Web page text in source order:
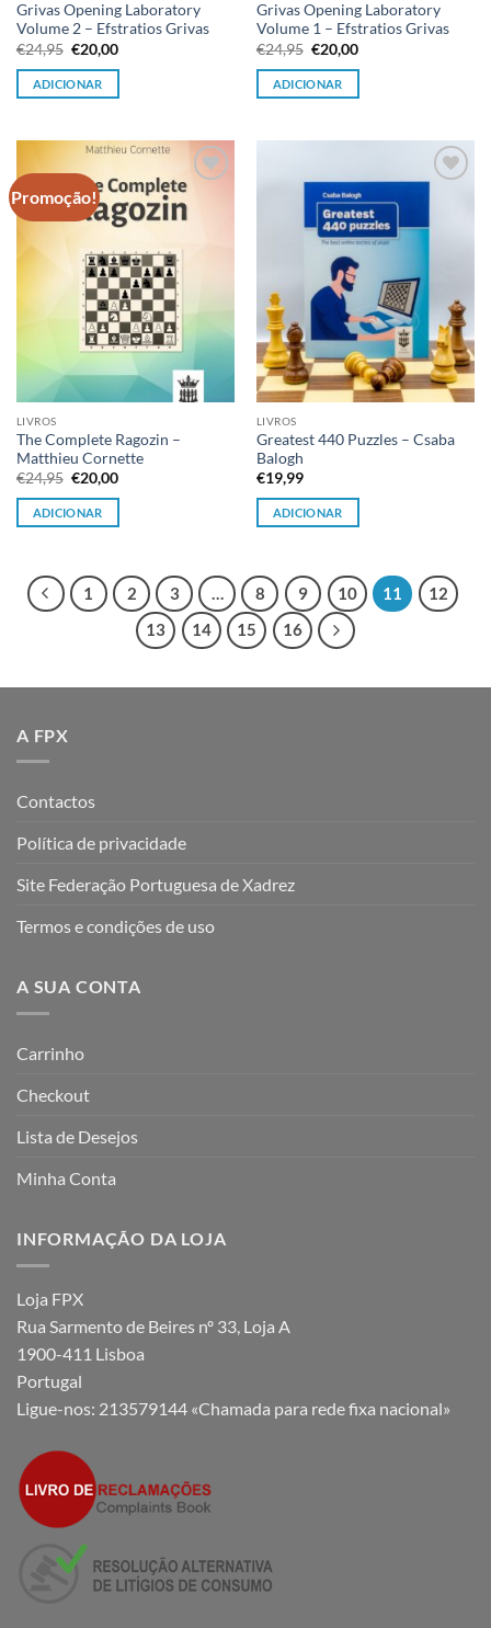
Grivas Opening Laboratory
Volume 2 – Efstratios Grivas
€24,95 O
preço
original
era:
€20,00O
atual
ADICIONAR
Grivas Opening Laboratory
Volume 1 – Efstratios Grivas
€24,95 O
preço
original
era:
€20,00O
atual
ADICIONAR
Promoção!
Adicionar
à lista de
desejos
LIVROS
The Complete Ragozin –
Matthieu Cornette
€24,95 O
preço
original
era:
€20,00O
atual
ADICIONAR
desejos
LIVROS
Greatest 440 Puzzles – Csaba
Balogh
€19,99
ADICIONAR
1 2 3 … 8 9 10 11
12
13
14 15 16
A FPX
Contactos
Política de privacidade
Site Federação Portuguesa de Xadrez
Termos e condições de uso
A SUA CONTA
Carrinho
Checkout
Lista de Desejos
Minha Conta
INFORMAÇÃO DA LOJA
Loja FPX
Rua Sarmento de Beires nº 33, Loja A
1900-411 Lisboa
Portugal
Ligue-nos: 213579144 «Chamada para rede fixa nacional»